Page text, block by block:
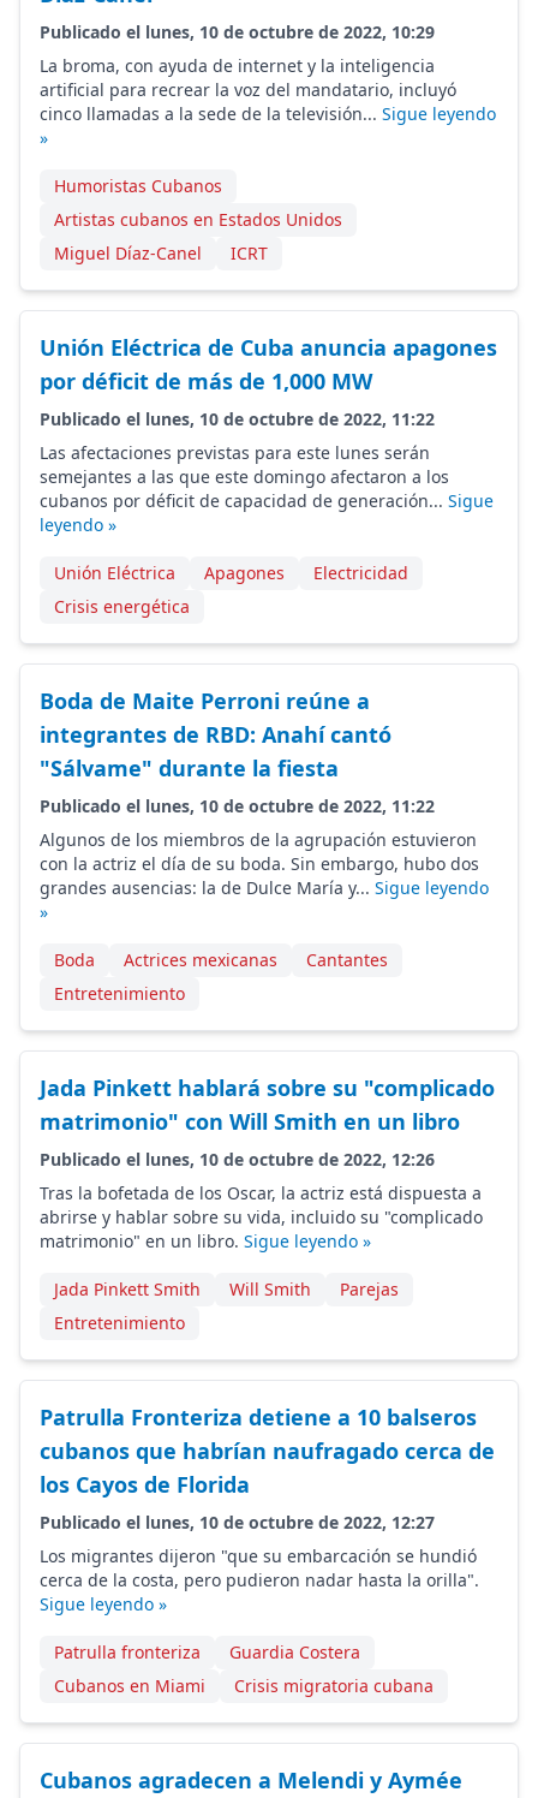
Publicado el lunes, 10 de octubre de 2022, 10:29
La broma, con ayuda de internet y la inteligencia
artificial para recrear la voz del mandatario, incluyó
cinco llamadas a la sede de la televisión... Sigue leyendo
»
Humoristas Cubanos
Artistas cubanos en Estados Unidos
Miguel Díaz-Canel
ICRT
Unión Eléctrica de Cuba anuncia apagones
por déficit de más de 1,000 MW
Publicado el lunes, 10 de octubre de 2022, 11:22
Las afectaciones previstas para este lunes serán
semejantes a las que este domingo afectaron a los
cubanos por déficit de capacidad de generación... Sigue
leyendo »
Unión Eléctrica Apagones
Electricidad
Crisis energética
Boda de Maite Perroni reúne a
integrantes de RBD: Anahí cantó
"Sálvame" durante la fiesta
Publicado el lunes, 10 de octubre de 2022, 11:22
Algunos de los miembros de la agrupación estuvieron
con la actriz el día de su boda. Sin embargo, hubo dos
grandes ausencias: la de Dulce María y... Sigue leyendo
»
Boda Actrices mexicanas
Cantantes
Entretenimiento
Jada Pinkett hablará sobre su "complicado
matrimonio" con Will Smith en un libro
Publicado el lunes, 10 de octubre de 2022, 12:26
Tras la bofetada de los Oscar, la actriz está dispuesta a
abrirse y hablar sobre su vida, incluido su "complicado
matrimonio" en un libro. Sigue leyendo »
Jada Pinkett Smith Will Smith
Parejas
Entretenimiento
Patrulla Fronteriza detiene a 10 balseros
cubanos que habrían naufragado cerca de
los Cayos de Florida
Publicado el lunes, 10 de octubre de 2022, 12:27
Los migrantes dijeron "que su embarcación se hundió
cerca de la costa, pero pudieron nadar hasta la orilla".
Sigue leyendo »
Patrulla fronteriza
Guardia Costera
Cubanos en Miami
Crisis migratoria cubana
Cubanos agradecen a Melendi y Aymée